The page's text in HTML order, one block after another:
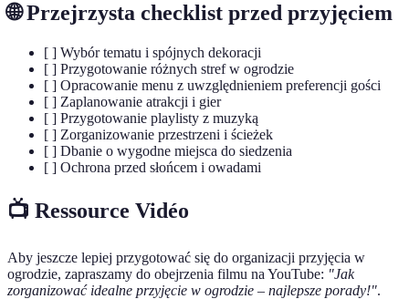
🌐 Przejrzysta checklist przed przyjęciem
[ ] Wybór tematu i spójnych dekoracji
[ ] Przygotowanie różnych stref w ogrodzie
[ ] Opracowanie menu z uwzględnieniem preferencji gości
[ ] Zaplanowanie atrakcji i gier
[ ] Przygotowanie playlisty z muzyką
[ ] Zorganizowanie przestrzeni i ścieżek
[ ] Dbanie o wygodne miejsca do siedzenia
[ ] Ochrona przed słońcem i owadami
📺 Ressource Vidéo
Aby jeszcze lepiej przygotować się do organizacji przyjęcia w
ogrodzie, zapraszamy do obejrzenia filmu na YouTube: "Jak
zorganizować idealne przyjęcie w ogrodzie – najlepsze porady!".